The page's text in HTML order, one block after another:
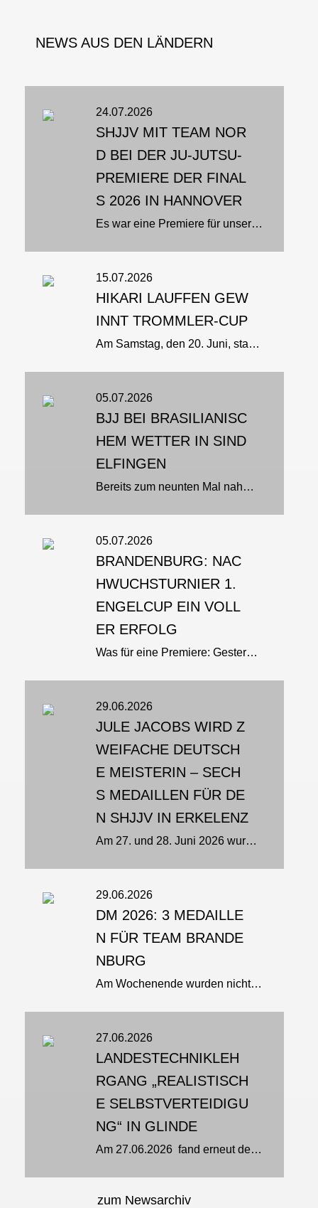
NEWS AUS DEN LÄNDERN
24.07.2026
SHJJV MIT TEAM NOR
D BEI DER JU-JUTSU-
PREMIERE DER FINAL
S 2026 IN HANNOVER
Es war eine Premiere für unseren Sport: Zum ersten Mal stand Ju-Jutsu bei den Finals 2026 in der Swiss Life Hall in Hannover im Rampenlicht. Team Nord setzte sich dabei aus Athletinnen und Athleten aus Schleswig-Holstein, Hamburg...
15.07.2026
HIKARI LAUFFEN GEW
INNT TROMMLER-CUP
Am Samstag, den 20. Juni, starteten die Ju-Jutsuka des Budo-Club Hikari e. V. Lauffen in den Disziplinen BJJ und Fighting beim Philippsburg Trommler-Cup. Das Event ist mit über 300 Teilnehmern aus 26 Vereinen das größte...
05.07.2026
BJJ BEI BRASILIANISC
HEM WETTER IN SIND
ELFINGEN
Bereits zum neunten Mal nahm Peter Schira aus Köln den langen Weg nach Sindelfingen auf sich, um sein umfangreiches Wissen im Brazilian Jiu-Jitsu an zahlreiche interessierte Teilnehmerinnen und Teilnehmer weiterzugeben. Gemeinsam...
05.07.2026
BRANDENBURG: NAC
HWUCHSTURNIER 1.
ENGELCUP EIN VOLL
ER ERFOLG
Was für eine Premiere: Gestern fand zum ersten Mal ein Nachwuchsturnier in Brandenburg an der Havel statt - und es war ein voller Erfolg. Knapp 80 Ju-Jutsu-Ka aus insgesamt acht Vereinen gingen beim 1. Engelcup auf die Matte -...
29.06.2026
JULE JACOBS WIRD Z
WEIFACHE DEUTSCH
E MEISTERIN – SECH
S MEDAILLEN FÜR DE
N SHJJV IN ERKELENZ
Am 27. und 28. Juni 2026 wurden in der Karl-Fischer-Sporthalle in Erkelenz die Deutschen Meisterschaften der U21 und Erwachsenen ausgetragen. In den Disziplinen Fighting, Duo, Show, Brazilian Jiu-Jitsu (BJJ) und Para Jiu-Jitsu...
29.06.2026
DM 2026: 3 MEDAILLE
N FÜR TEAM BRANDE
NBURG
Am Wochenende wurden nicht nur Hitzerekorde gebrochen: bei den Deutschen Meisterschaften in Erkelenz ging es auch um Titel und Medaillen. Und unser Team Brandenburg brachte gleich drei Titel nach Hause Neuer Deutscher Meister...
27.06.2026
LANDESTECHNIKLEH
RGANG „REALISTISCH
E SELBSTVERTEIDIGU
NG“ IN GLINDE
Am 27.06.2026 fand erneut der jährliche Selbstverteidigungslehrgang der Jiu‑Jitsu‑Sparte des TSV Glinde statt. Mehr als 20 Sportlerinnen und Sportler aus Schleswig‑Holstein, Hamburg und Niedersachsen trafen sich am...
zum Newsarchiv